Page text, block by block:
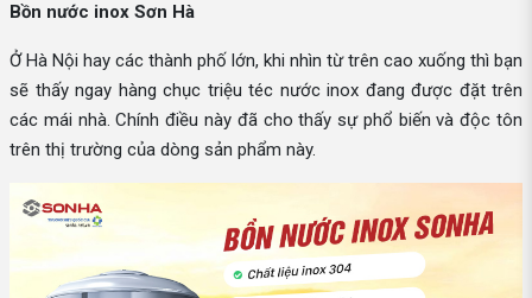
Bồn nước inox Sơn Hà
Ở Hà Nội hay các thành phố lớn, khi nhìn từ trên cao xuống thì bạn
sẽ thấy ngay hàng chục triệu téc nước inox đang được đặt trên
các mái nhà. Chính điều này đã cho thấy sự phổ biến và độc tôn
trên thị trường của dòng sản phẩm này.